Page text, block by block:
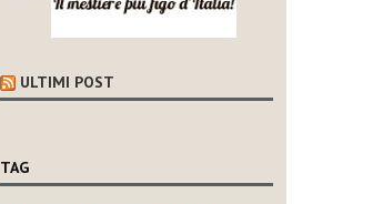
ULTIMI POST
TAG